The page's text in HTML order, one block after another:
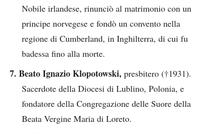
Nobile irlandese, rinunciò al matrimonio con un
principe norvegese e fondò un convento nella
regione di Cumberland, in Inghilterra, di cui fu
badessa fino alla morte.
7. Beato Ignazio Klopotowski, presbitero (†1931).
Sacerdote della Diocesi di Lublino, Polonia, e
fondatore della Congregazione delle Suore della
Beata Vergine Maria di Loreto.